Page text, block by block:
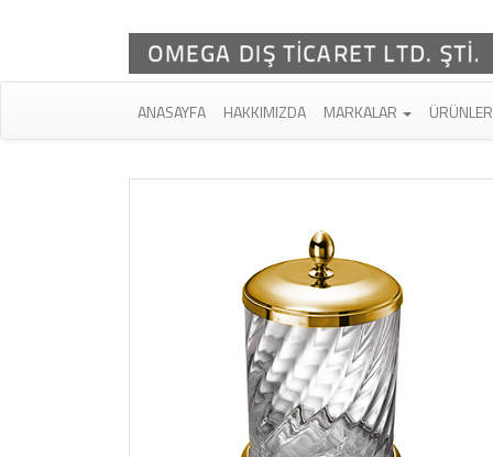
ANASAYFA HAKKIMIZDA MARKALAR ÜRÜNLER